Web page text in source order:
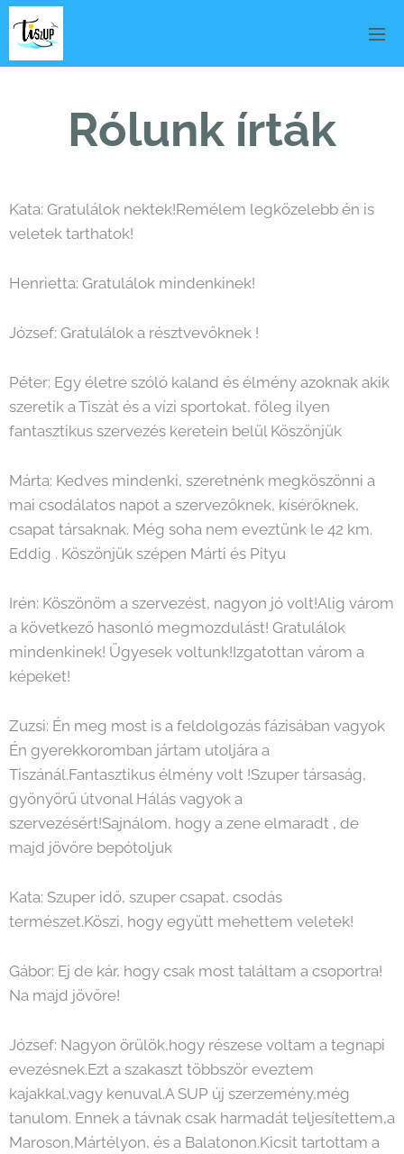
Rólunk írták
Kata: Gratulálok nektek!Remélem legközelebb én is
veletek tarthatok!
Henrietta: Gratulálok mindenkinek!
József: Gratulálok a résztvevőknek !
Péter: Egy életre szóló kaland és élmény azoknak akik
szeretik a Tiszàt és a vízi sportokat, főleg ilyen
fantasztikus szervezés keretein belül Köszönjük
Márta: Kedves mindenki, szeretnénk megköszönni a
mai csodálatos napot a szervezőknek, kísérőknek,
csapat társaknak. Még soha nem eveztünk le 42 km.
Eddig . Köszönjük szépen Márti és Pityu
Irén: Köszönöm a szervezést, nagyon jó volt!Alig várom
a következő hasonló megmozdulást! Gratulálok
mindenkinek! Ügyesek voltunk!Izgatottan várom a
képeket!
Zuzsi: Én meg most is a feldolgozás fázisában vagyok
Én gyerekkoromban jártam utoljára a
Tiszánál.Fantasztikus élmény volt !Szuper társaság,
gyönyörű útvonal Hálás vagyok a
szervezésért!Sajnálom, hogy a zene elmaradt , de
majd jövőre bepótoljuk
Kata: Szuper idő, szuper csapat, csodás
természet.Köszi, hogy együtt mehettem veletek!
Gábor: Ej de kár, hogy csak most találtam a csoportra!
Na majd jövőre!
József: Nagyon örülök,hogy részese voltam a tegnapi
evezésnek.Ezt a szakaszt többször eveztem
kajakkal,vagy kenuval.A SUP új szerzemény,még
tanulom. Ennek a távnak csak harmadát teljesítettem,a
Maroson,Mártélyon, és a Balatonon.Kicsit tartottam a